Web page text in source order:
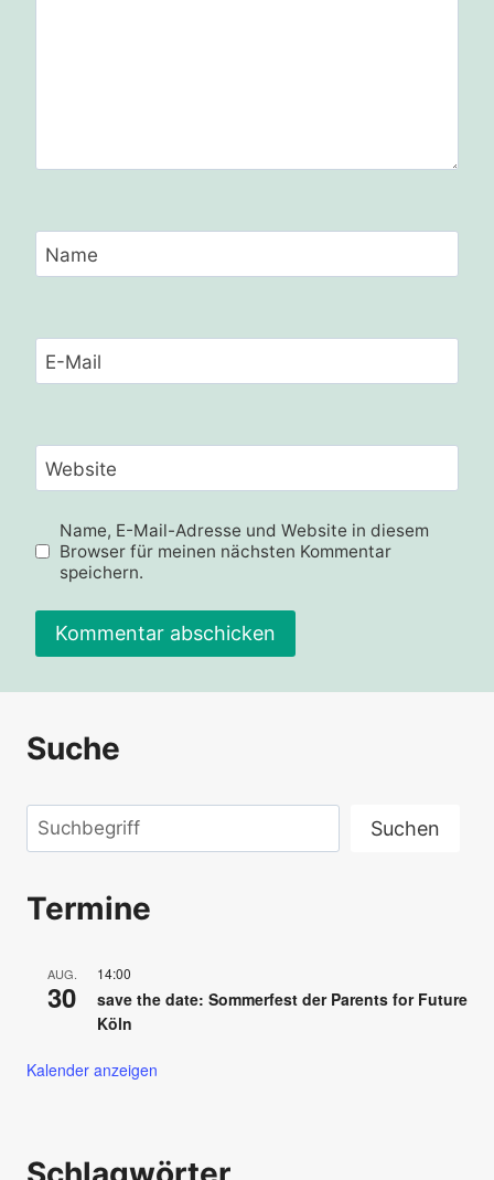
Name
E-Mail
Website
Name, E-Mail-Adresse und Website in diesem
Browser für meinen nächsten Kommentar
speichern.
Suche
Suchen Suchen
Termine
AUG.
30
14:00
save the date: Sommerfest der Parents for Future
Köln
Kalender anzeigen